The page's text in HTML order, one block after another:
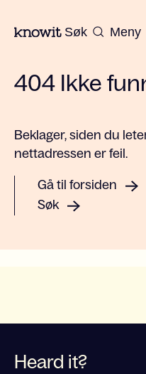
Til hjemmesiden til
Søk Meny
404 Ikke
Beklager, siden du
nettadressen er feil.
Gå til forsiden
Søk
Heard it?